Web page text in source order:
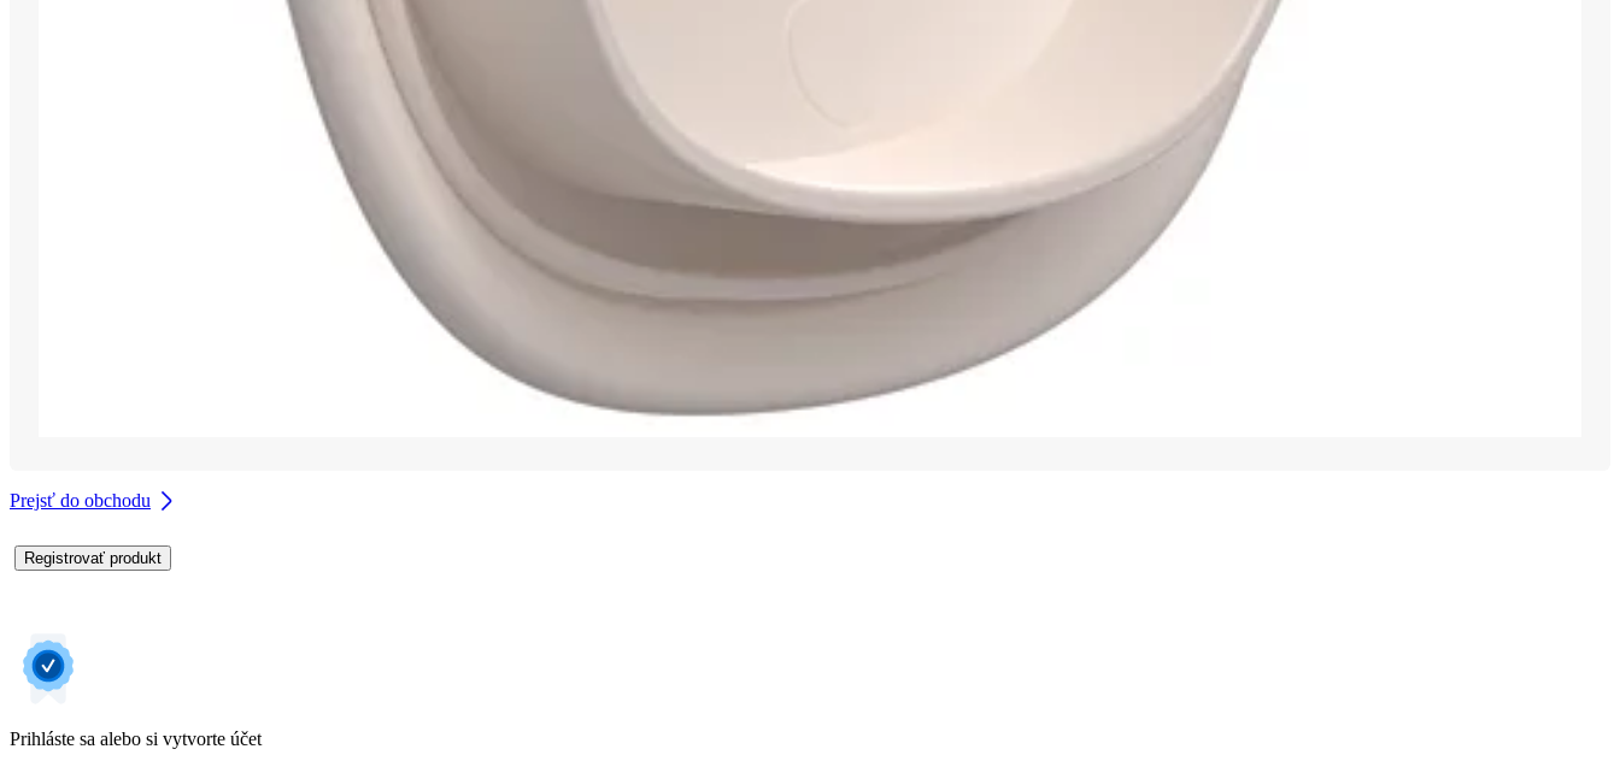
Prejsť do obchodu
Registrovať produkt
Prihláste sa alebo si vytvorte účet